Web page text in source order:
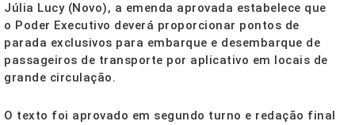
Júlia Lucy (Novo), a emenda aprovada estabelece que
o Poder Executivo deverá proporcionar pontos de
parada exclusivos para embarque e desembarque de
passageiros de transporte por aplicativo em locais de
grande circulação.
O texto foi aprovado em segundo turno e redação final